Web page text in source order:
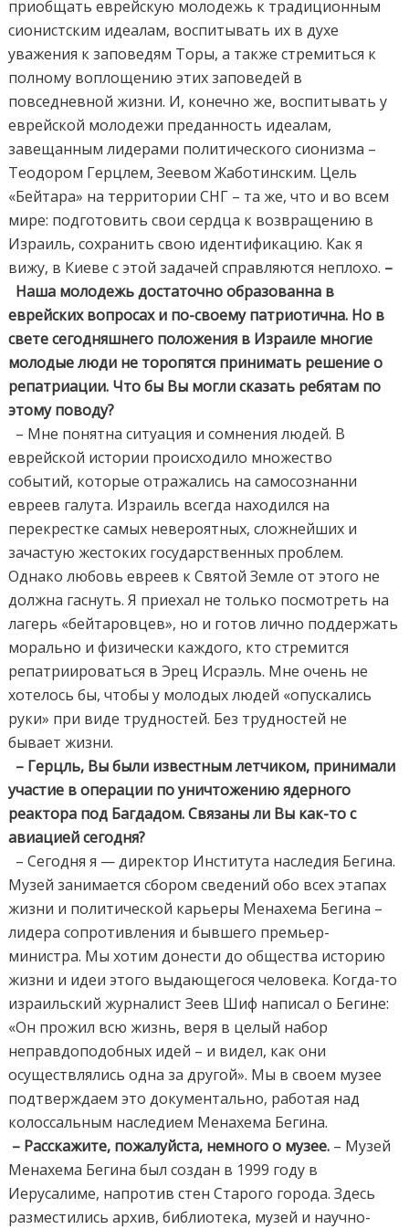
приобщать еврейскую молодежь к традиционным
сионистским идеалам, воспитывать их в духе
уважения к заповедям Торы, а также стремиться к
полному воплощению этих заповедей в
повседневной жизни. И, конечно же, воспитывать у
еврейской молодежи преданность идеалам,
завещанным лидерами политического сионизма –
Теодором Герцлем, Зеевом Жаботинским. Цель
«Бейтара» на территории СНГ – та же, что и во всем
мире: подготовить свои сердца к возвращению в
Израиль, сохранить свою идентификацию. Как я
вижу, в Киеве с этой задачей справляются неплохо. –
Наша молодежь достаточно образованна в
еврейских вопросах и по-своему патриотична. Но в
свете сегодняшнего положения в Израиле многие
молодые люди не торопятся принимать решение о
репатриации. Что бы Вы могли сказать ребятам по
этому поводу?
– Мне понятна ситуация и сомнения людей. В
еврейской истории происходило множество
событий, которые отражались на самосознанни
евреев галута. Израиль всегда находился на
перекрестке самых невероятных, сложнейших и
зачастую жестоких государственных проблем.
Однако любовь евреев к Святой Земле от этого не
должна гаснуть. Я приехал не только посмотреть на
лагерь «бейтаровцев», но и готов лично поддержать
морально и физически каждого, кто стремится
репатриироваться в Эрец Исраэль. Мне очень не
хотелось бы, чтобы у молодых людей «опускались
руки» при виде трудностей. Без трудностей не
бывает жизни.
– Герцль, Вы были известным летчиком, принимали
участие в операции по уничтожению ядерного
реактора под Багдадом. Связаны ли Вы как-то с
авиацией сегодня?
– Сегодня я — директор Института наследия Бегина.
Музей занимается сбором сведений обо всех этапах
жизни и политической карьеры Менахема Бегина –
лидера сопротивления и бывшего премьер-
министра. Мы хотим донести до общества историю
жизни и идеи этого выдающегося человека. Когда-то
израильский журналист Зеев Шиф написал о Бегине:
«Он прожил всю жизнь, веря в целый набор
неправдоподобных идей – и видел, как они
осуществлялись одна за другой». Мы в своем музее
подтверждаем это документально, работая над
колоссальным наследием Менахема Бегина.
– Расскажите, пожалуйста, немного о музее. – Музей
Менахема Бегина был создан в 1999 году в
Иерусалиме, напротив стен Старого города. Здесь
разместились архив, библиотека, музей и научно-